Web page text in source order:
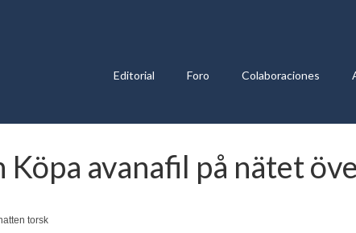
Editorial Foro Colaboraciones
Köpa avanafil på nätet
torsk